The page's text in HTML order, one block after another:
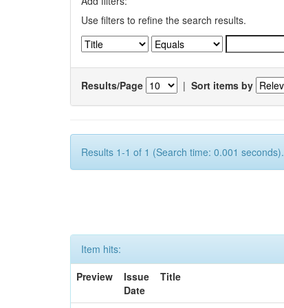
Use filters to refine the search results.
Results/Page | Sort items by
Results 1-1 of 1 (Search time: 0.001 seconds).
Item hits:
Preview
Issue
Date
Title